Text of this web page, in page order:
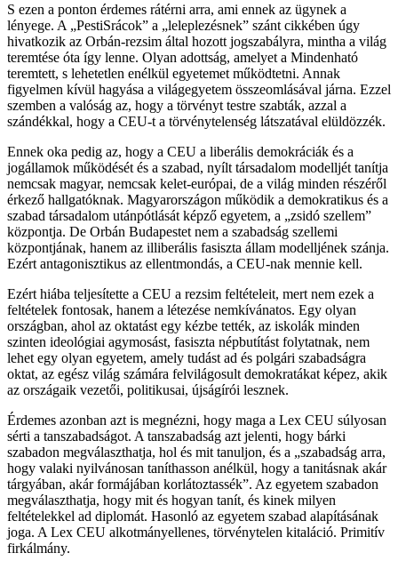
S ezen a ponton érdemes rátérni arra, ami ennek az ügynek a
lényege. A „PestiSrácok” a „leleplezésnek” szánt cikkében úgy
hivatkozik az Orbán-rezsim által hozott jogszabályra, mintha a világ
teremtése óta így lenne. Olyan adottság, amelyet a Mindenható
teremtett, s lehetetlen enélkül egyetemet működtetni. Annak
figyelmen kívül hagyása a világegyetem összeomlásával járna. Ezzel
szemben a valóság az, hogy a törvényt testre szabták, azzal a
szándékkal, hogy a CEU-t a törvénytelenség látszatával elüldözzék.
Ennek oka pedig az, hogy a CEU a liberális demokráciák és a
jogállamok működését és a szabad, nyílt társadalom modelljét tanítja
nemcsak magyar, nemcsak kelet-európai, de a világ minden részéről
érkező hallgatóknak. Magyarországon működik a demokratikus és a
szabad társadalom utánpótlását képző egyetem, a „zsidó szellem”
központja. De Orbán Budapestet nem a szabadság szellemi
központjának, hanem az illiberális fasiszta állam modelljének szánja.
Ezért antagonisztikus az ellentmondás, a CEU-nak mennie kell.
Ezért hiába teljesítette a CEU a rezsim feltételeit, mert nem ezek a
feltételek fontosak, hanem a létezése nemkívánatos. Egy olyan
országban, ahol az oktatást egy kézbe tették, az iskolák minden
szinten ideológiai agymosást, fasiszta népbutítást folytatnak, nem
lehet egy olyan egyetem, amely tudást ad és polgári szabadságra
oktat, az egész világ számára felvilágosult demokratákat képez, akik
az országaik vezetői, politikusai, újságírói lesznek.
Érdemes azonban azt is megnézni, hogy maga a Lex CEU súlyosan
sérti a tanszabadságot. A tanszabadság azt jelenti, hogy bárki
szabadon megválaszthatja, hol és mit tanuljon, és a „szabadság arra,
hogy valaki nyilvánosan taníthasson anélkül, hogy a tanitásnak akár
tárgyában, akár formájában korlátoztassék”. Az egyetem szabadon
megválaszthatja, hogy mit és hogyan tanít, és kinek milyen
feltételekkel ad diplomát. Hasonló az egyetem szabad alapításának
joga. A Lex CEU alkotmányellenes, törvénytelen kitaláció. Primitív
firkálmány.